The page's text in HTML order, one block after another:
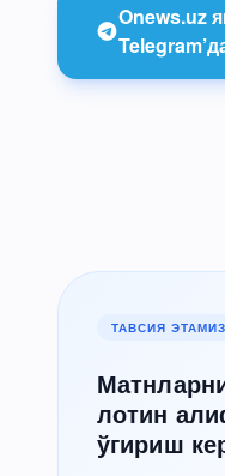
Onews.uz
ТАВСИЯ ЭТАМИЗ
лотин
ўгириш